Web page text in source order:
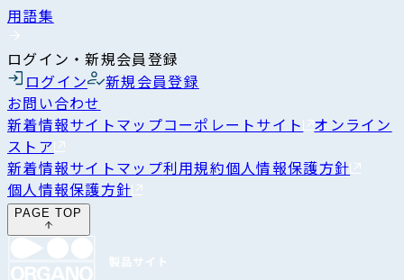
用語集
ログイン・新規会員登録
ログイン
新規会員登録
お問い合わせ
新着情報サイトマップコーポレートサイト オンライン
ストア
新着情報サイトマップ利用規約個人情報保護方針
個人情報保護方針
PAGE TOP